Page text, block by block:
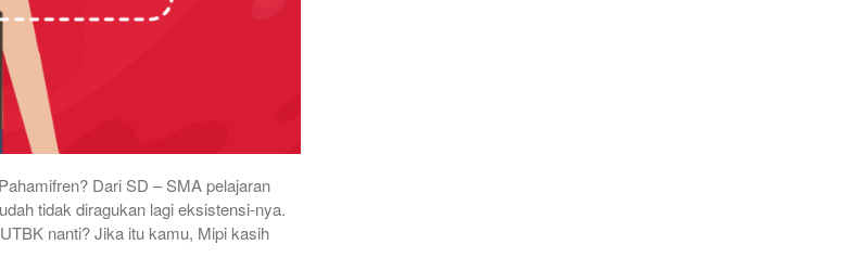
Dari SD – SMA pelajaran
tidak diragukan lagi eksistensi-nya.
nanti? Jika itu kamu, Mipi kasih